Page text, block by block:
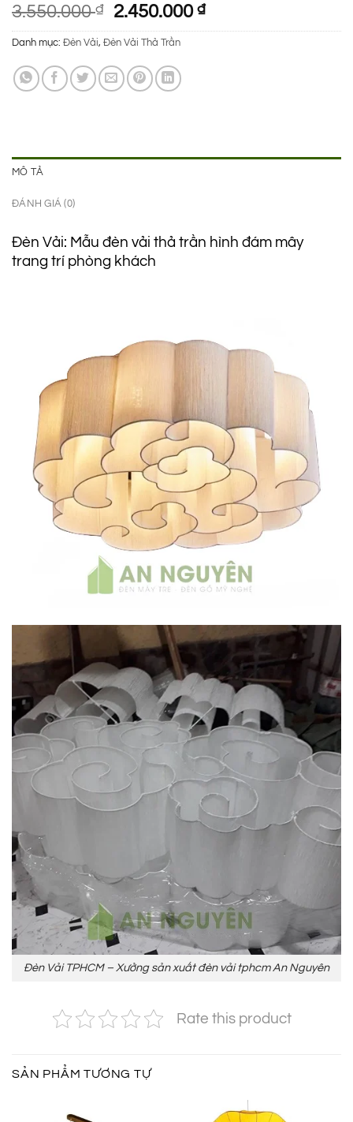
3.550.000₫
Giá
gốc
là:
3.550.000 ₫.
2.450.000₫Giá
hiện
Danh mục: Đèn Vải, Đèn Vải Thả Trần
MÔ TẢ
ĐÁNH GIÁ (0)
Đèn Vải: Mẫu đèn vải thả trần hình đám mây
trang trí phòng khách
Đèn Vải TPHCM – Xưởng sản xuất đèn vải tphcm An Nguyên
Rate this product
SẢN PHẨM TƯƠNG TỰ